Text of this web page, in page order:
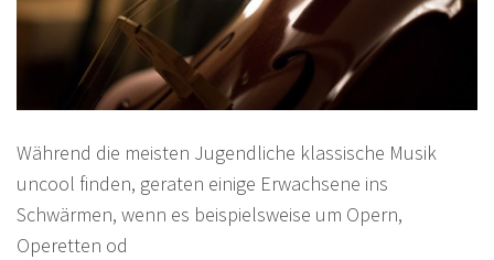
Während die meisten Jugendliche klassische Musik
uncool finden, geraten einige Erwachsene ins
Schwärmen, wenn es beispielsweise um Opern,
Operetten od